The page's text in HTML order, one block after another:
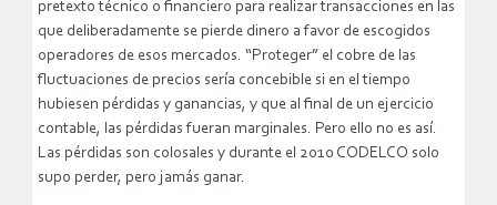
pretexto técnico o financiero para realizar transacciones en las
que deliberadamente se pierde dinero a favor de escogidos
operadores de esos mercados. “Proteger” el cobre de las
fluctuaciones de precios sería concebible si en el tiempo
hubiesen pérdidas y ganancias, y que al final de un ejercicio
contable, las pérdidas fueran marginales. Pero ello no es así.
Las pérdidas son colosales y durante el 2010 CODELCO solo
supo perder, pero jamás ganar.